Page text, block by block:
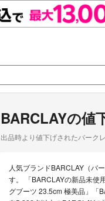
BARCLAYの値
出品時より値下げされたバーク
人気ブランドBARCLAY（バ
す。 「BARCLAYの新品未
グブーツ 23.5cm 極美品」「